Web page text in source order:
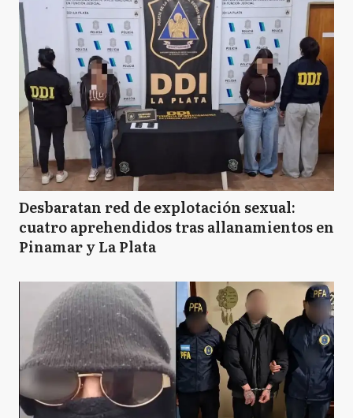
Desbaratan red de explotación sexual:
cuatro aprehendidos tras allanamientos en
Pinamar y La Plata